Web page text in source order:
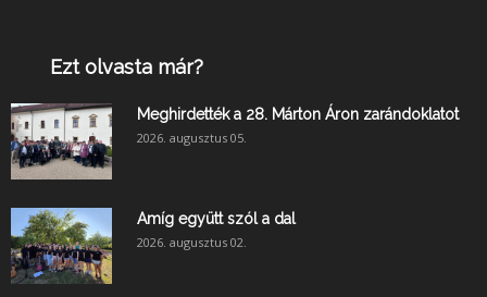
Ezt olvasta már?
Meghirdették a 28. Márton Áron zarándoklatot
2026. augusztus 05.
Amíg együtt szól a dal
2026. augusztus 02.